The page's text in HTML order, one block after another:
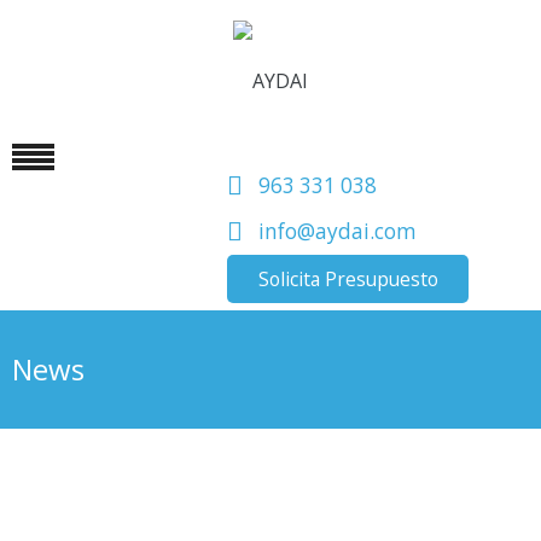
963 331 038
info@aydai.com
Solicita Presupuesto
News